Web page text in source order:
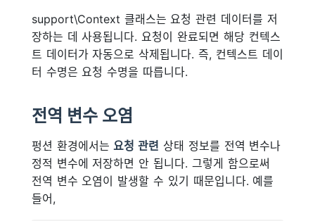
support\Context 클래스는 요청 관련 데이터를 저
장하는 데 사용됩니다. 요청이 완료되면 해당 컨텍스
트 데이터가 자동으로 삭제됩니다. 즉, 컨텍스트 데이
터 수명은 요청 수명을 따릅니다.
전역 변수 오염
펑션 환경에서는요청 관련 상태 정보를 전역 변수나
정적 변수에 저장하면 안 됩니다. 그렇게 함으로써
전역 변수 오염이 발생할 수 있기 때문입니다. 예를
들어,